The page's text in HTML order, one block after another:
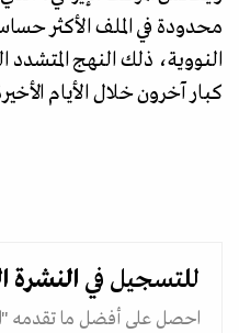
محدودة في الملف الأكثر
النووية، ذلك النهج
كبار آخرون خلال الأيام
للتسجيل في النشرة
احصل على أفضل ما تقدمه